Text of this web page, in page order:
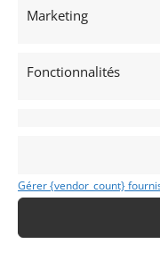
Marketing
Fonctionnalités
Gérer {vendor_count}
Anglaises